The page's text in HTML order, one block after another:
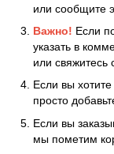
или сообщите
Важно! Если
указать в
или свяжитесь
Если вы хотите
просто
Если вы
мы пометим